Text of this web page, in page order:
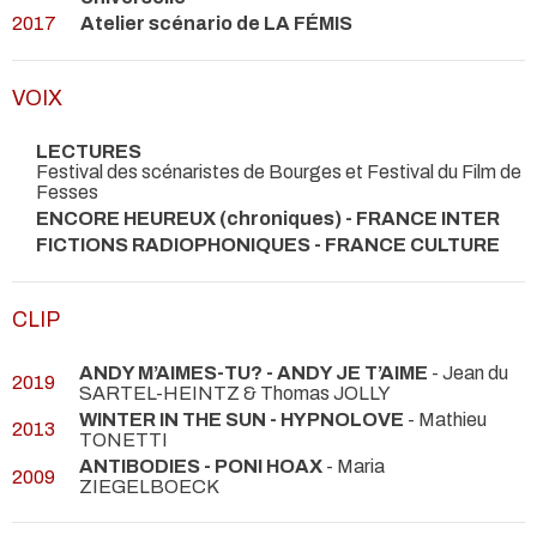
2017
Atelier scénario de LA FÉMIS
VOIX
LECTURES
Festival des scénaristes de Bourges et Festival du Film de
Fesses
ENCORE HEUREUX (chroniques) - FRANCE INTER
FICTIONS RADIOPHONIQUES - FRANCE CULTURE
CLIP
2019 ANDY M’AIMES-TU? - ANDY JE T’AIME - Jean du
SARTEL-HEINTZ & Thomas JOLLY
2013
WINTER IN THE SUN - HYPNOLOVE - Mathieu
TONETTI
2009
ANTIBODIES - PONI HOAX - Maria
ZIEGELBOECK